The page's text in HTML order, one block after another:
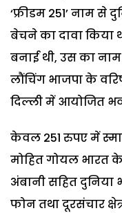
‘फ्रीडम 251’ नाम से
बेचने का दावा किया
बनाई थी, उस का
लौंचिंग भाजपा के
दिल्ली में आयोजित
केवल 251 रुपए में
मोहित गोयल भारत
अंबानी सहित दुनिया
फोन तथा दूरसंचार